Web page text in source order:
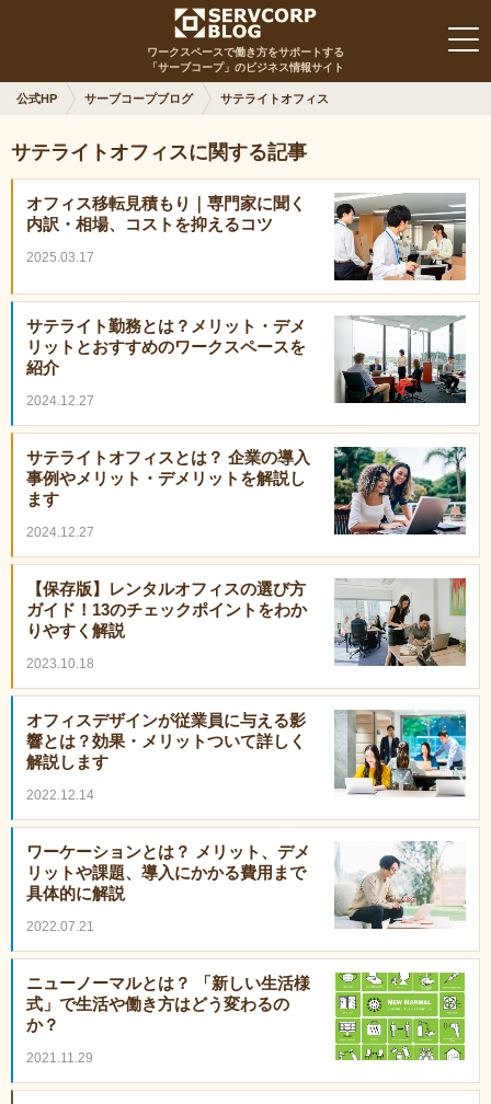
ワークスペースで働き方をサポートする
「サーブコープ」のビジネス情報サイト
公式HP サーブコープブログ サテライトオフィス
サテライトオフィスに関する記事
オフィス移転見積もり｜専門家に聞く
内訳・相場、コストを抑えるコツ
2025.03.17
サテライト勤務とは？メリット・デメ
リットとおすすめのワークスペースを
紹介
2024.12.27
サテライトオフィスとは？ 企業の導入
事例やメリット・デメリットを解説し
ます
2024.12.27
【保存版】レンタルオフィスの選び方
ガイド！13のチェックポイントをわか
りやすく解説
2023.10.18
オフィスデザインが従業員に与える影
響とは？効果・メリットついて詳しく
解説します
2022.12.14
ワーケーションとは？ メリット、デメ
リットや課題、導入にかかる費用まで
具体的に解説
2022.07.21
ニューノーマルとは？ 「新しい生活様
式」で生活や働き方はどう変わるの
か？
2021.11.29